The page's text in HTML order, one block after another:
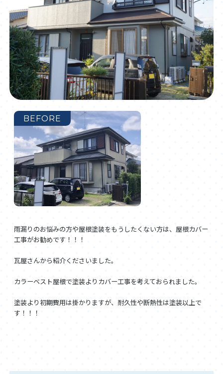
雨漏りのお悩みの方や屋根塗装をもうしたくない方は、屋根カバー
工事がお勧めです！！！
瓦屋さんから紹介くださいました。
カラーベスト屋根で塗装よりカバー工事を考えておられました。
塗装より初期費用は掛かりますが、耐久性や断熱性は塗装以上で
す！！！
BEFORE